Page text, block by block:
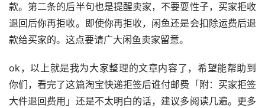
款。第二条的后半句也是提醒卖家，不要耍性子，买家拒收
退回后你再拒收。即使你再拒收，闲鱼还是会扣除运费后退
款给买家的。这点要请广大闲鱼卖家留意。
ok，以上就是我为大家整理的文章内容了，希望能帮助到
你们，看完了这篇淘宝快递拒签后谁付邮费「附：买家拒签
大件退回费用」还是不太明白的话，建议多阅读几遍。更多